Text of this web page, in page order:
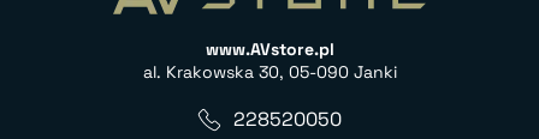
www.AVstore.pl
al. Krakowska 30, 05-090 Janki
228520050